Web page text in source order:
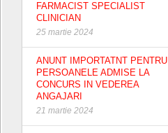
FARMACIST SPECIALIST
CLINICIAN
25 martie 2024
ANUNT IMPORTATNT PENTRU
PERSOANELE ADMISE LA
CONCURS IN VEDEREA
ANGAJARI
21 martie 2024